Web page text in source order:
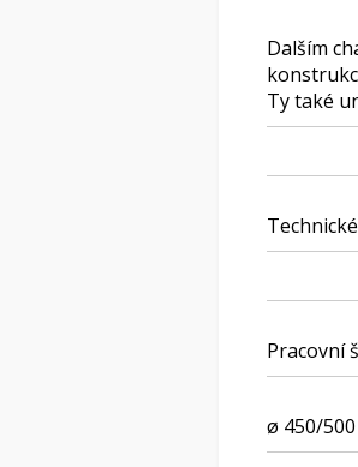
Dalším
Ty také
Pracovní
ø 450/